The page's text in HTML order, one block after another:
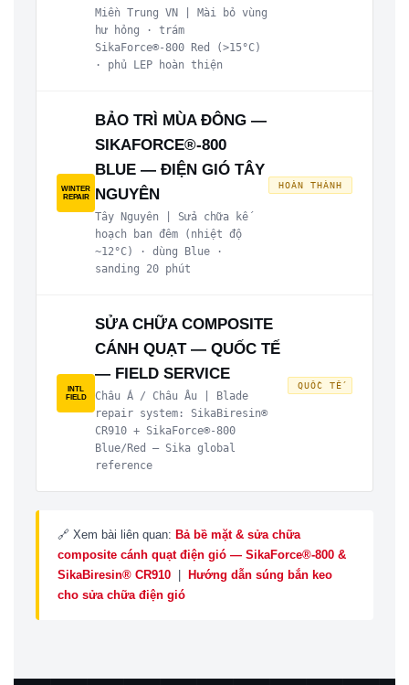
Miền Trung VN | Mài bỏ vùng
hư hỏng · trám
SikaForce®-800 Red (>15°C)
· phủ LEP hoàn thiện
WINTER
REPAIR
BẢO TRÌ MÙA ĐÔNG —
SIKAFORCE®-800
BLUE — ĐIỆN GIÓ TÂY
NGUYÊN
Tây Nguyên | Sửa chữa kế
hoạch ban đêm (nhiệt độ
~12°C) · dùng Blue ·
sanding 20 phút
HOÀN THÀNH
INTL
FIELD
SỬA CHỮA COMPOSITE
CÁNH QUẠT — QUỐC TẾ
— FIELD SERVICE
Châu Á / Châu Âu | Blade
repair system: SikaBiresin®
CR910 + SikaForce®-800
Blue/Red — Sika global
reference
QUỐC TẾ
🔗 Xem bài liên quan: Bả bề mặt & sửa chữa
composite cánh quạt điện gió — SikaForce®-800 &
SikaBiresin® CR910
Hướng dẫn súng bắn keo
cho sửa chữa điện gió